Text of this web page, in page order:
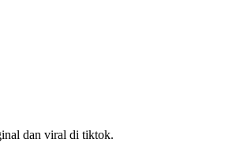
dan viral di tiktok.